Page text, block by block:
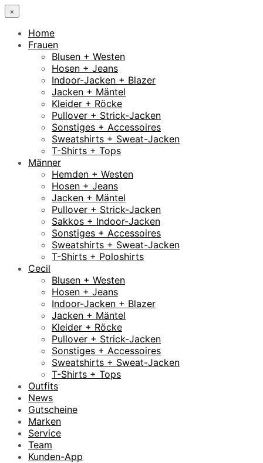
×
Home
Frauen
Blusen + Westen
Hosen + Jeans
Indoor-Jacken + Blazer
Jacken + Mäntel
Kleider + Röcke
Pullover + Strick-Jacken
Sonstiges + Accessoires
Sweatshirts + Sweat-Jacken
T-Shirts + Tops
Männer
Hemden + Westen
Hosen + Jeans
Jacken + Mäntel
Pullover + Strick-Jacken
Sakkos + Indoor-Jacken
Sonstiges + Accessoires
Sweatshirts + Sweat-Jacken
T-Shirts + Poloshirts
Cecil
Blusen + Westen
Hosen + Jeans
Indoor-Jacken + Blazer
Jacken + Mäntel
Kleider + Röcke
Pullover + Strick-Jacken
Sonstiges + Accessoires
Sweatshirts + Sweat-Jacken
T-Shirts + Tops
Outfits
News
Gutscheine
Marken
Service
Team
Kunden-App